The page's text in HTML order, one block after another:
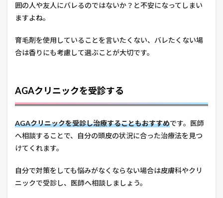
囲の人や友人にバレるのではないか？と不安になってしまい
ますよね。
育毛剤を使用していることを言いたくない、バレたくない場
合は香りにも考慮して選ぶことが大切です。
AGAクリニックを受診する
AGAクリニックを受診し治療することもおすすめです。医師
へ相談することで、自分の頭皮の状況に合った治療法を見つ
けてくれます。
自分で対策をしても悩みがなくならない場合は皮膚科やクリ
ニックで受診し、医師へ相談しましょう。